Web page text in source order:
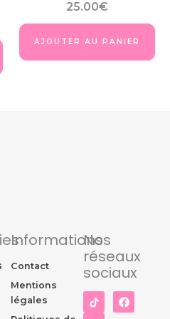
25.00€
AJOUTER AU PANIER
Informations
Contact
Mentions
légales
Nos
réseaux
sociaux
F
a
I
n